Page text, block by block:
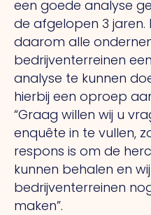
een goede analyse
de afgelopen 3 jaren.
daarom alle
bedrijventerreinen
analyse te kunnen
hierbij een oproep
“Graag willen wij u
enquête in te vullen,
respons is om de
kunnen behalen en
bedrijventerreinen
maken”.